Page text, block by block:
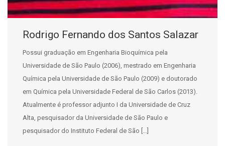
Rodrigo Fernando dos Santos Salazar
Possui graduação em Engenharia Bioquímica pela
Universidade de São Paulo (2006), mestrado em Engenharia
Química pela Universidade de São Paulo (2009) e doutorado
em Química pela Universidade Federal de São Carlos (2013).
Atualmente é professor adjunto I da Universidade de Cruz
Alta, pesquisador da Universidade de São Paulo e
pesquisador do Instituto Federal de São […]